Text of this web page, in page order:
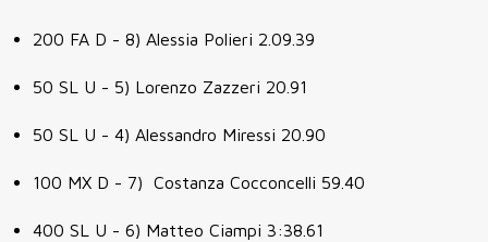
200 FA D - 8) Alessia Polieri 2.09.39
50 SL U - 5) Lorenzo Zazzeri 20.91
50 SL U - 4) Alessandro Miressi 20.90
100 MX D - 7) Costanza Cocconcelli 59.40
400 SL U - 6) Matteo Ciampi 3:38.61